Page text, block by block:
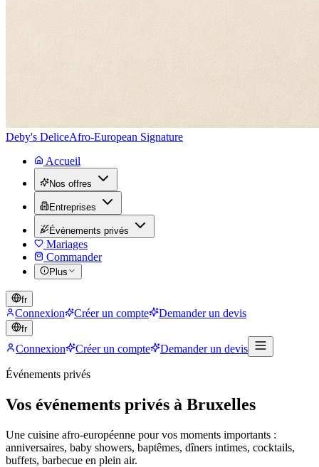
Deby's DeliceAfro-European Signature
Accueil
Nos offres
Entreprises
Événements privés
Mariages
Commander
Plus
fr
Connexion Créer un compte Demander un devis
fr
Connexion Créer un compte Demander un devis
Événements privés
Vos événements privés à Bruxelles
Une cuisine afro-européenne pour vos moments importants :
anniversaires, baby showers, baptêmes, dîners intimes, cocktails,
buffets, barbecue en plein air.